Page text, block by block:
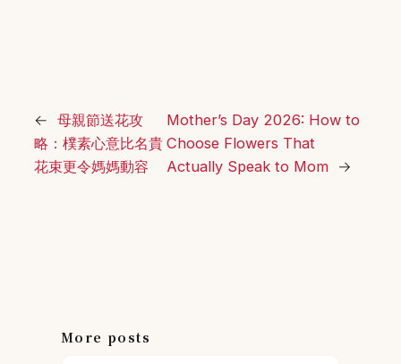
← 母親節送花攻
略：樸素心意比名貴
花束更令媽媽動容
Mother’s Day 2026: How to
Choose Flowers That
Actually Speak to Mom
→
More posts